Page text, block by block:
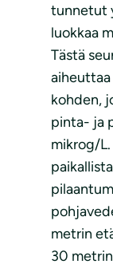
tunnetut
luokkaa
Tästä
kohden,
pinta- ja
mikrog/
metrin
30